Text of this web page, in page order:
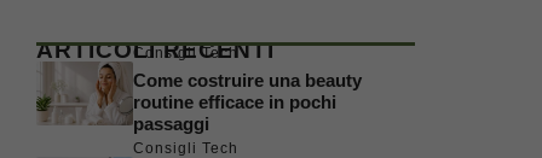
ARTICOLI RECENTI
Consigli Tech
Come costruire una beauty
routine efficace in pochi
passaggi
Consigli Tech